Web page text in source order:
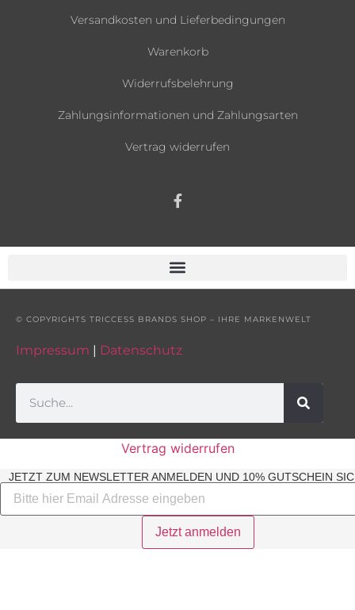
Versandkosten und Lieferbedingungen
Warenkorb
Widerrufsbelehrung
Zahlungsinformationen und Zahlungsarten
Vertrag widerrufen
© COPYRIGHTS TRICCESS BRANDS SHOP – IHRE MARKENWELT
Impressum | Datenschutz
Vertrag widerrufen
JETZT ZUM NEWSLETTER ANMELDEN UND 10% GUTSCHEIN